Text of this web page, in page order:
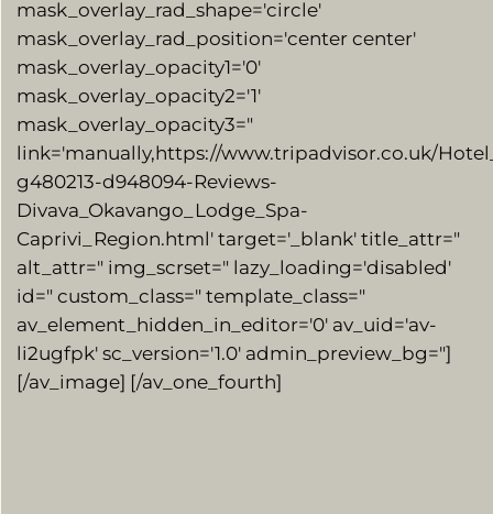
mask_overlay_rad_shape='circle'
mask_overlay_rad_position='center center'
mask_overlay_opacity1='0′
mask_overlay_opacity2='1′
mask_overlay_opacity3="
link='manually,https://www.tripadvisor.co.uk/
g480213-d948094-Reviews-
Divava_Okavango_Lodge_Spa-
Caprivi_Region.html' target='_blank' title_attr="
alt_attr=" img_scrset=" lazy_loading='disabled'
id=" custom_class=" template_class="
av_element_hidden_in_editor='0′ av_uid='av-
li2ugfpk' sc_version='1.0′ admin_preview_bg="]
[/av_image] [/av_one_fourth]